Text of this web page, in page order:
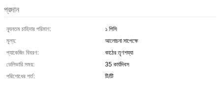
প্রদান
ন্যূনতম চাহিদার পরিমাণ:
১ পিসি
মূল্য:
আলোচনা সাপেক্ষে
প্যাকেজিং বিবরণ:
কাঠের তৃণশয্যা
ডেলিভারি সময়:
35 কার্যদিবস
পরিশোধের শর্ত:
টি/টি